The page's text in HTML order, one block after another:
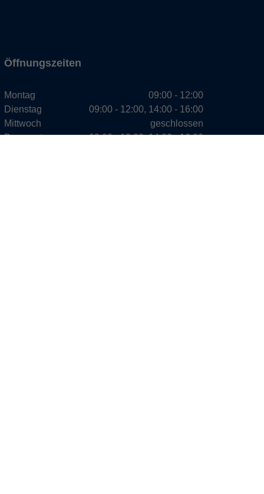
Öffnungszeiten
Montag
Dienstag
Mittwoch
Donnerstag
09:00 - 12:00
09:00 - 12:00, 14:00 - 16:00
geschlossen
09:00 - 12:00, 14:00 - 16:00